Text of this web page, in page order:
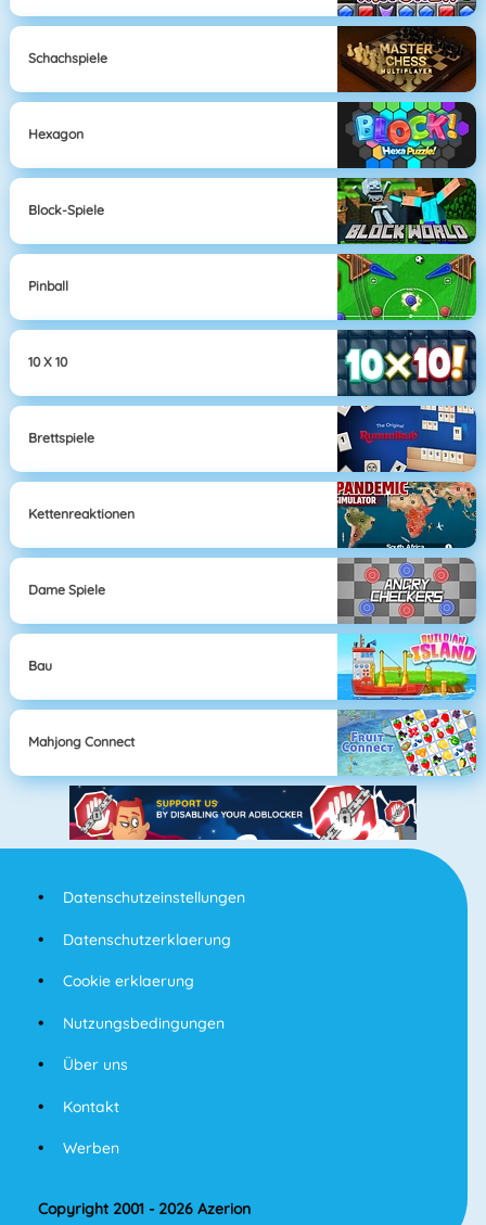
Schachspiele
Hexagon
Block-Spiele
Pinball
10 X 10
Brettspiele
Kettenreaktionen
Dame Spiele
Bau
Mahjong Connect
Datenschutzeinstellungen
Datenschutzerklaerung
Cookie erklaerung
Nutzungsbedingungen
Über uns
Kontakt
Werben
Copyright 2001 - 2026 Azerion